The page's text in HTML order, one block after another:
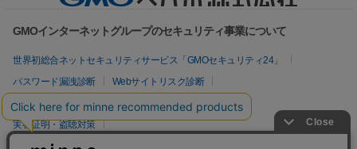
GMOインターネットグループのセキュリティ事業について
世界初総合ネットセキュリティサービス「GMOセキュリティ24」
パスワード漏洩診断
Webサイトリスク診断
セキュリティ相談AIチャットボット
実在証明・盗聴対策
サイバー攻撃対策（GMOサイバーセキュリティ byイエラエ）